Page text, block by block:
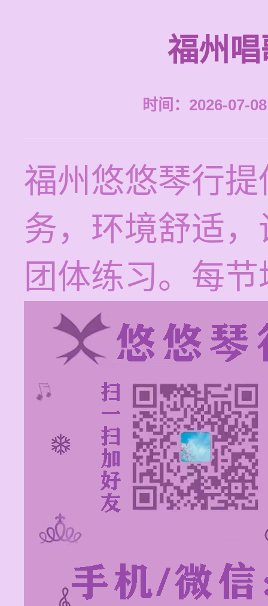
福州
时间：2026-07-
福州悠悠琴行
务，环境舒适
团体练习。每